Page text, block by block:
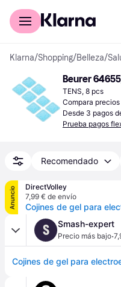
Comprar con Klarna
Klarna/Shopping/Belleza/
Beurer
TENS, 8 pcs
Compara
Desde 3 pagos
Prueba pagos
Recomendado
Anuncio
DirectVolley
7,99 € de envío
S Smash-expert
Precio más bajo·